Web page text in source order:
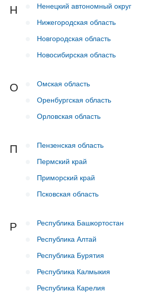
Н
Ненецкий автономный округ
Нижегородская область
Новгородская область
Новосибирская область
О
Омская область
Оренбургская область
Орловская область
П
Пензенская область
Пермский край
Приморский край
Псковская область
Р
Республика Башкортостан
Республика Алтай
Республика Бурятия
Республика Калмыкия
Республика Карелия